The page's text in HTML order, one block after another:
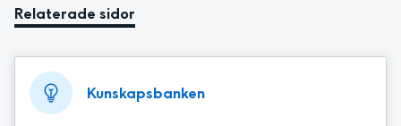
Relaterade sidor
Kunskapsbanken